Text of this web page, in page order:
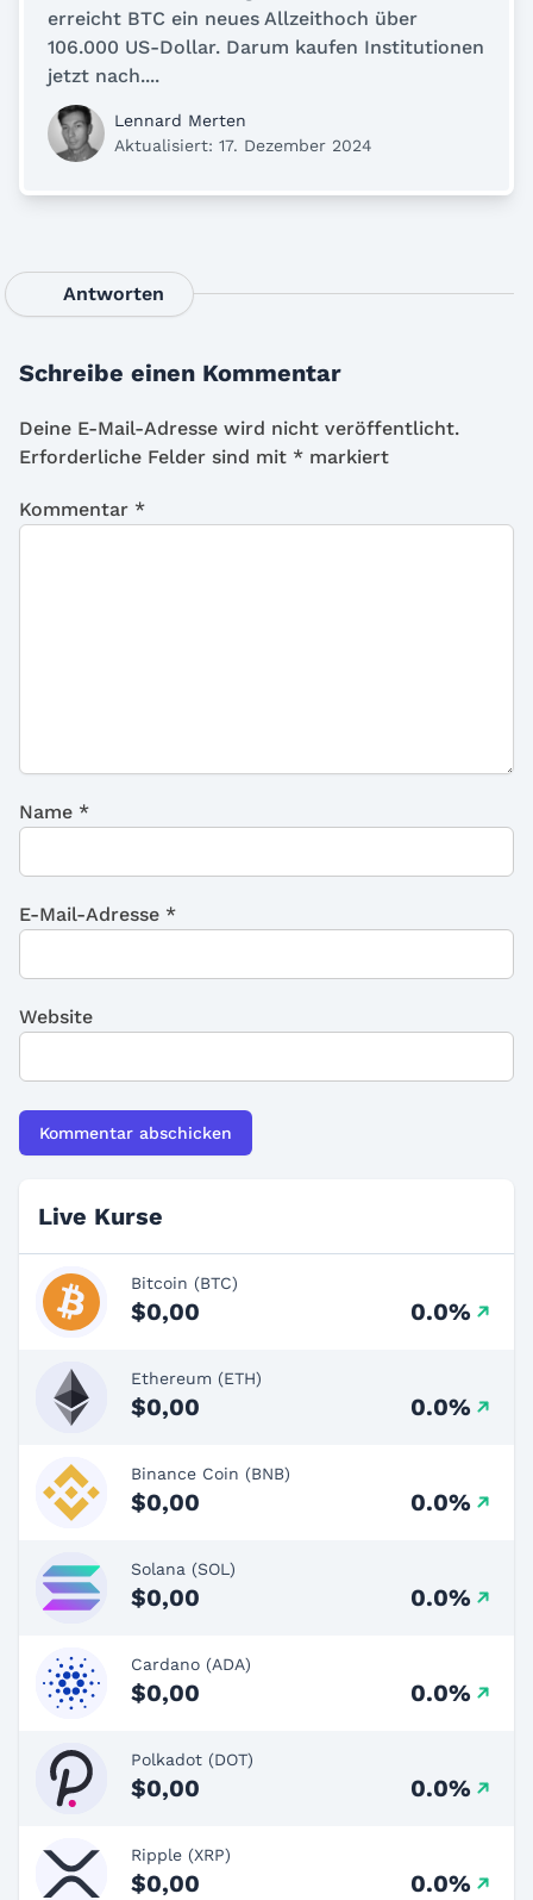
erreicht BTC ein neues Allzeithoch über
106.000 US-Dollar. Darum kaufen Institutionen
jetzt nach....
Lennard Merten
Aktualisiert: 17. Dezember 2024
Antworten
Schreibe einen Kommentar
Deine E-Mail-Adresse wird nicht veröffentlicht.
Erforderliche Felder sind mit * markiert
Kommentar *
Name *
E-Mail-Adresse *
Website
Live Kurse
Bitcoin (BTC)
$0,00 0.0%
Ethereum (ETH)
$0,00 0.0%
Binance Coin (BNB)
$0,00 0.0%
Solana (SOL)
$0,00 0.0%
Cardano (ADA)
$0,00 0.0%
Polkadot (DOT)
$0,00 0.0%
Ripple (XRP)
$0,00 0.0%